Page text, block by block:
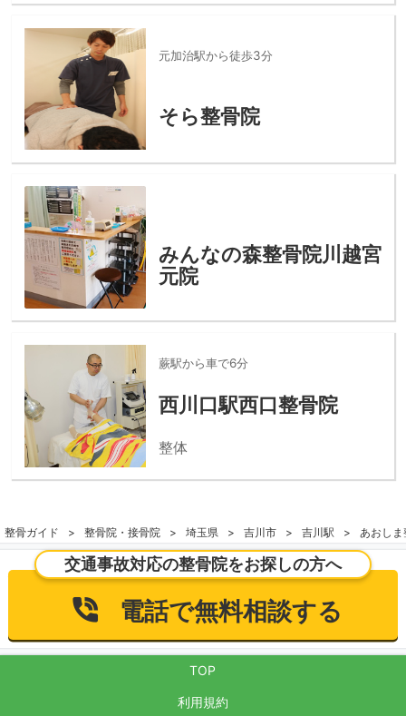
元加治駅から徒歩3分
そら整骨院
みんなの森整骨院川越宮
元院
蕨駅から車で6分
西川口駅西口整骨院
整体
整骨ガイド 整骨院・接骨院 埼玉県 吉川市 吉川駅 あおし
交通事故対応の整骨院をお探しの方へ
電話で無料相談する
TOP
利用規約